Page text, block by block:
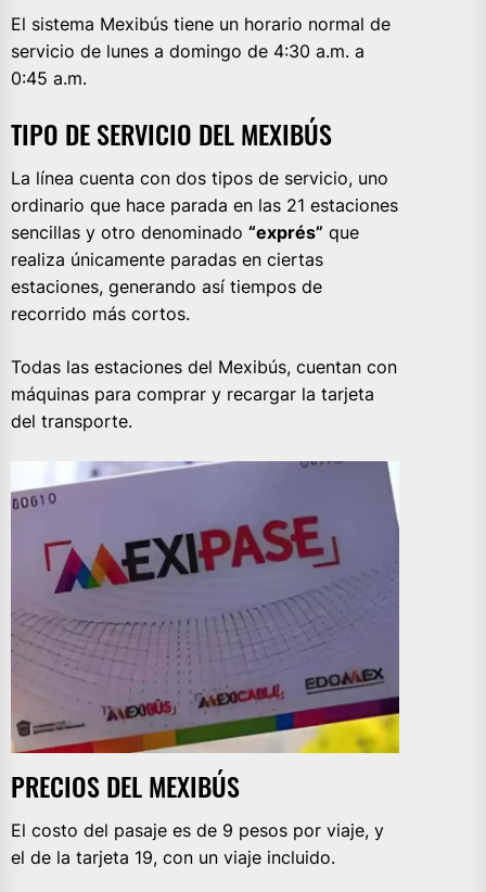
El sistema Mexibús tiene un horario normal de
servicio de lunes a domingo de 4:30 a.m. a
0:45 a.m.
TIPO DE SERVICIO DEL MEXIBÚS
La línea cuenta con dos tipos de servicio, uno
ordinario que hace parada en las 21 estaciones
sencillas y otro denominado “exprés” que
realiza únicamente paradas en ciertas
estaciones, generando así tiempos de
recorrido más cortos.
Todas las estaciones del Mexibús, cuentan con
máquinas para comprar y recargar la tarjeta
del transporte.
PRECIOS DEL MEXIBÚS
El costo del pasaje es de 9 pesos por viaje, y
el de la tarjeta 19, con un viaje incluido.